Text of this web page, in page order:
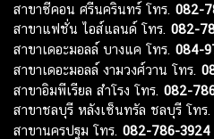
สาขาซีคอน ศรีนครินทร์ โทร. 082-
สาขาแฟชั่น ไอส์แลนด์ โทร. 082-
สาขาเดอะมอลล์ บางแค โทร. 084-
สาขาเดอะมอลล์ งามวงศ์วาน โทร.
สาขาอิมพีเรียล สำโรง โทร. 082-
สาขาชลบุรี หลังเซ็นทรัล ชลบุรี โทร.
สาขานครปฐม โทร. 082-786-3924